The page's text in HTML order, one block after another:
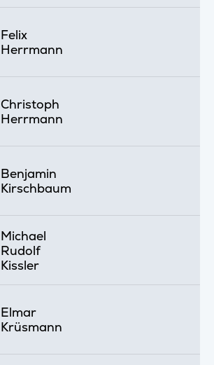
Felix
Herrmann
Christoph
Herrmann
Benjamin
Kirschbaum
Michael
Rudolf
Kissler
Elmar
Krüsmann